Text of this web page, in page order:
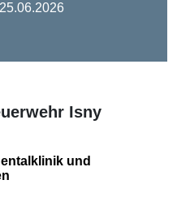
25.06.2026
Isny
und